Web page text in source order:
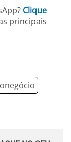
Clique
principais